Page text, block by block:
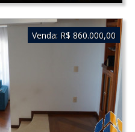
Venda: R$ 860.000,00